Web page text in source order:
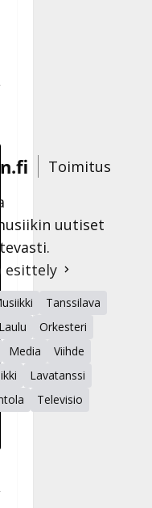
Toimitus
uutiset
esittely
Tanssilava
Laulu
Orkesteri
Media
Viihde
Lavatanssi
Televisio